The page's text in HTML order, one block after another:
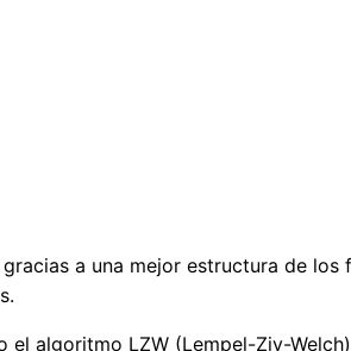
a una mejor estructura de los
algoritmo LZW (Lempel-Ziv-